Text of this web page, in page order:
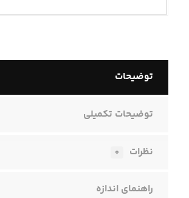
توضیحات
توضیحات تکمیلی
نظرات ۰
راهنمای اندازه